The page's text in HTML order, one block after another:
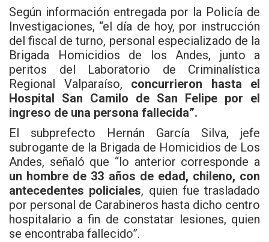
Según información entregada por la Policía de
Investigaciones, “el día de hoy, por instrucción
del fiscal de turno, personal especializado de la
Brigada Homicidios de los Andes, junto a
peritos del Laboratorio de Criminalística
Regional Valparaíso, concurrieron hasta el
Hospital San Camilo de San Felipe por el
ingreso de una persona fallecida”.
El subprefecto Hernán García Silva, jefe
subrogante de la Brigada de Homicidios de Los
Andes, señaló que “lo anterior corresponde a
un hombre de 33 años de edad, chileno, con
antecedentes policiales, quien fue trasladado
por personal de Carabineros hasta dicho centro
hospitalario a fin de constatar lesiones, quien
se encontraba fallecido”.